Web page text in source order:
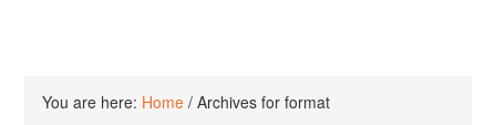
You are here: Home / Archives for format